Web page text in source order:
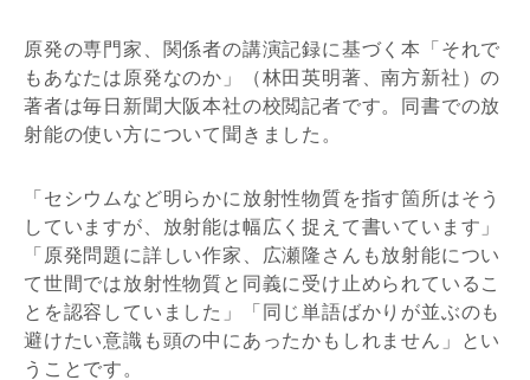
原発の専門家、関係者の講演記録に基づく本「それで
もあなたは原発なのか」（林田英明著、南方新社）の
著者は毎日新聞大阪本社の校閲記者です。同書での放
射能の使い方について聞きました。
「セシウムなど明らかに放射性物質を指す箇所はそう
していますが、放射能は幅広く捉えて書いています」
「原発問題に詳しい作家、広瀬隆さんも放射能につい
て世間では放射性物質と同義に受け止められているこ
とを認容していました」「同じ単語ばかりが並ぶのも
避けたい意識も頭の中にあったかもしれません」とい
うことです。